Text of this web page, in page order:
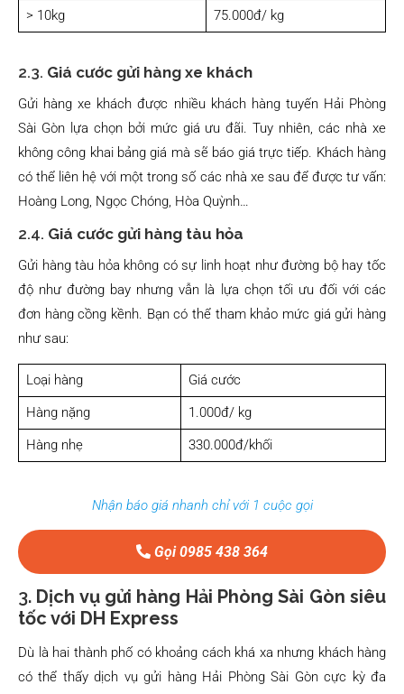
> 10kg
75.000đ/ kg
2.3. Giá cước gửi hàng xe khách
Gửi hàng xe khách được nhiều khách hàng tuyến Hải Phòng
Sài Gòn lựa chọn bởi mức giá ưu đãi. Tuy nhiên, các nhà xe
không công khai bảng giá mà sẽ báo giá trực tiếp. Khách hàng
có thể liên hệ với một trong số các nhà xe sau để được tư vấn:
Hoàng Long, Ngọc Chóng, Hòa Quỳnh…
2.4. Giá cước gửi hàng tàu hỏa
Gửi hàng tàu hỏa không có sự linh hoạt như đường bộ hay tốc
độ như đường bay nhưng vẫn là lựa chọn tối ưu đối với các
đơn hàng cồng kềnh. Bạn có thể tham khảo mức giá gửi hàng
như sau:
Loại hàng
Giá cước
Hàng nặng
1.000đ/ kg
Hàng nhẹ
330.000đ/khối
Nhận báo giá nhanh chỉ với 1 cuộc gọi
Gọi 0985 438 364
3. Dịch vụ gửi hàng Hải Phòng Sài Gòn siêu
tốc với DH Express
Dù là hai thành phố có khoảng cách khá xa nhưng khách hàng
có thể thấy dịch vụ gửi hàng Hải Phòng Sài Gòn cực kỳ đa